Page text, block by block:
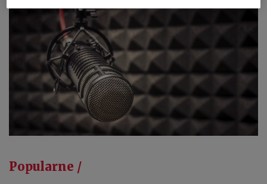
Popularne /